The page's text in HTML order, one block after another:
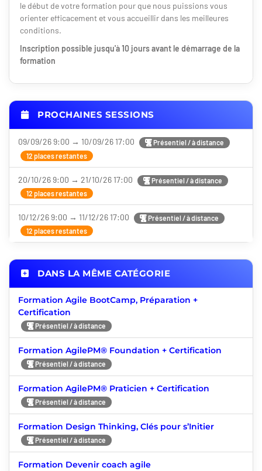
le début de votre formation pour que nous puissions vous
orienter efficacement et vous accueillir dans les meilleures
conditions.
Inscription possible jusqu'à 10 jours avant le démarrage de la
formation
PROCHAINES SESSIONS
09/09/26 9:00 → 10/09/26 17:00
Présentiel / à distance
12 places restantes
20/10/26 9:00 → 21/10/26 17:00
Présentiel / à distance
12 places restantes
10/12/26 9:00 → 11/12/26 17:00
Présentiel / à distance
12 places restantes
DANS LA MÊME CATÉGORIE
Formation Agile BootCamp, Préparation +
Certification
Présentiel / à distance
Formation AgilePM® Foundation + Certification
Présentiel / à distance
Formation AgilePM® Praticien + Certification
Présentiel / à distance
Formation Design Thinking, Clés pour s’Initier
Présentiel / à distance
Formation Devenir coach agile